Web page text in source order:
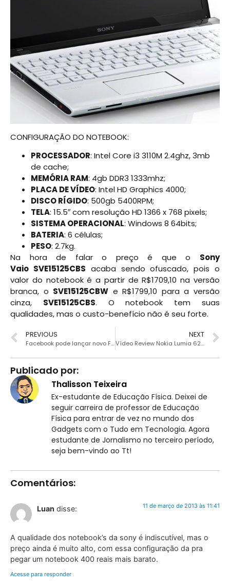
CONFIGURAÇÃO DO NOTEBOOK:
PROCESSADOR: Intel Core i3 3110M 2.4ghz, 3mb
de cache;
MEMÓRIA RAM: 4gb DDR3 1333mhz;
PLACA DE VÍDEO: Intel HD Graphics 4000;
DISCO RÍGIDO: 500gb 5400RPM;
TELA: 15.5″ com resolução HD 1366 x 768 pixels;
SISTEMA OPERACIONAL: Windows 8 64bits;
BATERIA: 6 células;
PESO: 2.7kg.
Na hora de falar o preço é que o Sony
Vaio SVE15125CBS acaba sendo ofuscado, pois o
valor do notebook é a partir de R$1709,10 na versão
branca, o SVE15125CBW e R$1799,10 para a versão
cinza, SVE15125CBS. O notebook tem suas
qualidades, mas o custo-benefício não é seu forte.
PREVIOUS
Facebook pode lançar novo Feed de Notícias
NEXT
Vídeo Review Nokia Lumia 620
Publicado por:
Thalisson Teixeira
Ex-estudante de Educação Física. Deixei de
seguir carreira de professor de Educação
Física para entrar de vez no mundo dos
Gadgets com o Tudo em Tecnologia. Agora
estudante de Jornalismo no terceiro período,
seja bem-vindo ao Tt!
Comentários:
Luan disse: 11 de março de 2013 às 11:41
A qualidade dos notebook’s da sony é indiscutível, mas o
preço ainda é muito alto, com essa configuração da pra
pegar um notebook 400 reais mais barato.
Acesse para responder